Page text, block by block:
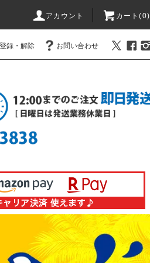
アカウント カート(0)
録・解除 お問い合わせ